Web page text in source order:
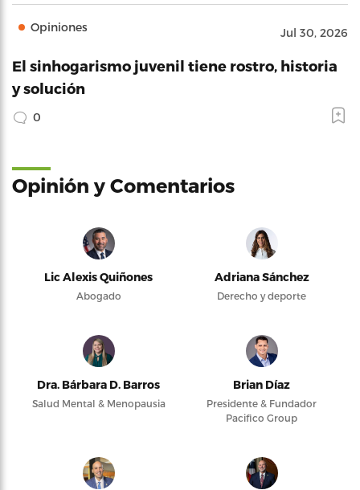
Opiniones Jul 30, 2026
El sinhogarismo juvenil tiene rostro, historia
y solución
0
Opinión y Comentarios
Lic Alexis Quiñones
Abogado
Adriana Sánchez
Derecho y deporte
Dra. Bárbara D. Barros
Salud Mental & Menopausia
Brian Díaz
Presidente & Fundador
Pacifico Group